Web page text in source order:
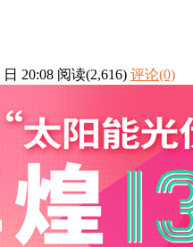
日 20:08 阅读(2,616) 评论(0)